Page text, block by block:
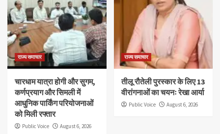
राज्य समाचार
चारधाम यात्रा होगी और सुगम,
कर्णप्रयाग और सिमली में
आधुनिक पार्किंग परियोजनाओं
को मिली रफ्तार
Public Voice August 6, 2026
राज्य समाचार
तीलू रौतेली पुरस्कार के लिए 13
वीरांगनाओं का चयनः रेखा आर्या
Public Voice August 6, 2026